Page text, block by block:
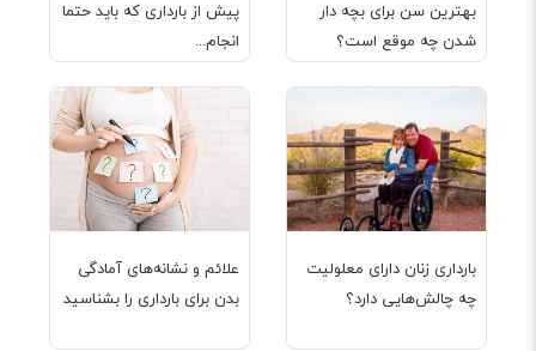
پیش از بارداری که باید حتما
انجام...
بهترین سن برای بچه دار
شدن چه موقع است؟
علائم و نشانه‌های آمادگی
بدن برای بارداری را بشناسید
بارداری زنان دارای معلولیت
چه چالش‌هایی دارد؟